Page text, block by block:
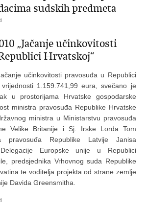
sudskih predmeta
„Jačanje učinkovitosti
Hrvatskoj“
učinkovitosti pravosuđa u Republici
vrijednosti 1.159.741,99 eura, svečano je
u prostorijama Hrvatske gospodarske
ministra pravosuđa Republike Hrvatske
ministra u Ministarstvu pravosuđa
Velike Britanije i Sj. Irske Lorda Tom
pravosuđa Republike Latvije Janisa
Europske unije u Republici
predsjednika Vrhovnog suda Republike
te voditelja projekta od strane zemlje
Davida Greensmitha.